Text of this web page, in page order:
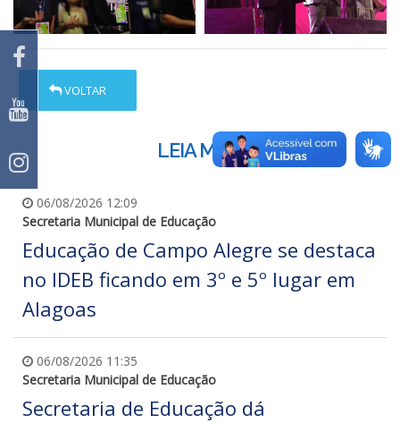
VOLTAR
LEIA MAIS
06/08/2026 12:09
Secretaria Municipal de Educação
Educação de Campo Alegre se destaca
no IDEB ficando em 3º e 5º lugar em
Alagoas
06/08/2026 11:35
Secretaria Municipal de Educação
Secretaria de Educação dá